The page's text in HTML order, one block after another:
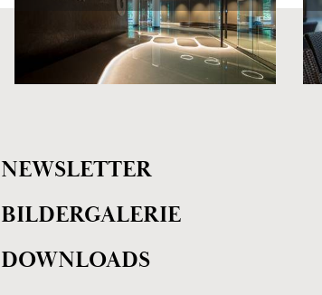
NEWSLETTER
BILDERGALERIE
DOWNLOADS